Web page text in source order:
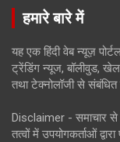
हमारे बारे में
यह एक हिंदी वेब न्यूज़
ट्रेंडिंग न्यूज, बॉलीवुड,
तथा टेक्नोलॉजी से
Disclaimer - समाचार से
तत्वों में उपयोगकर्ताओं